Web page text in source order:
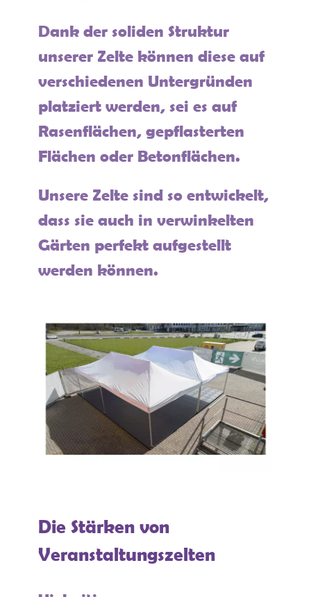
Dank der soliden Struktur
unserer Zelte können diese auf
verschiedenen Untergründen
platziert werden, sei es auf
Rasenflächen, gepflasterten
Flächen oder Betonflächen.
Unsere Zelte sind so entwickelt,
dass sie auch in verwinkelten
Gärten perfekt aufgestellt
werden können.
Die Stärken von
Veranstaltungszelten